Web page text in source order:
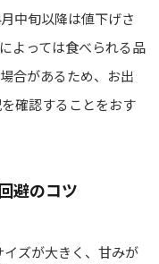
中旬以降は値下げさ
よっては食べられる品
合があるため、お出
確認することをおす
避のコツ
イズが大きく、甘みが